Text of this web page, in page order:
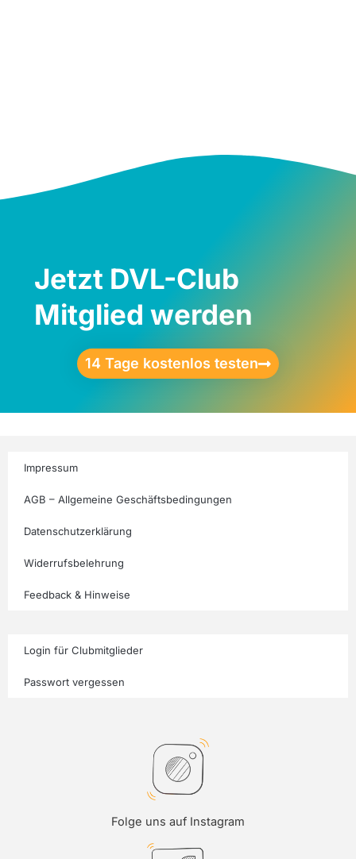
Jetzt DVL-Club
Mitglied werden
14 Tage kostenlos testen
Impressum
AGB – Allgemeine Geschäftsbedingungen
Datenschutzerklärung
Widerrufsbelehrung
Feedback & Hinweise
Login für Clubmitglieder
Passwort vergessen
Folge uns auf Instagram